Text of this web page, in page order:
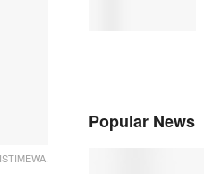
Popular News